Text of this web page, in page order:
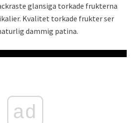
glansiga torkade frukterna
Kvalitet torkade frukter ser
dammig patina.
ad